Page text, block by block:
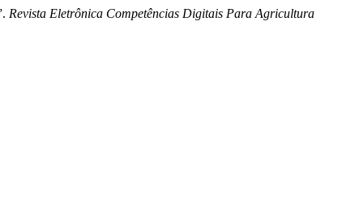
Revista Eletrônica Competências Digitais Para Agricultura